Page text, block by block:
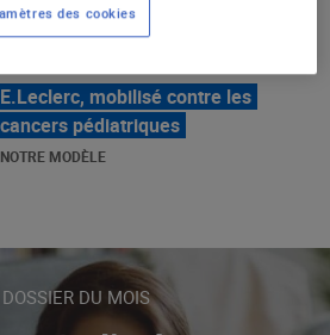
LE MOUVEMENT E.LECLERC ET
SES COMBATS
NOTRE MODÈLE
« Repérage » - La nouvelle revue de
tendances de Marque Repère
ALIMENTATION DE QUALITÉ
DU MOIS
des cookies